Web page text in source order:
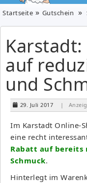
Startseite Gutschein
auf
und
29. Juli 2017 |
Im Karstadt Online-
eine recht
Rabatt auf bereits
Schmuck.
Hinterlegt im